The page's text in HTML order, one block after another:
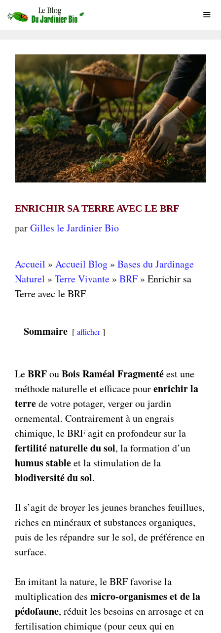
au
ENRICHIR SA TERRE AVEC LE BRF
parGilles le Jardinier Bio
Accueil » Accueil Blog » Bases du Jardinage
Naturel » Terre Vivante » BRF » Enrichir sa
Terre avec le BRF
Sommaire afficher
LeBRFouBois Raméal Fragmentéest une
méthode naturelle et efficace pourenrichir la
terrede votre potager, verger ou jardin
ornemental. Contrairement à un engrais
chimique, le BRF agit en profondeur sur la
fertilité naturelle du sol, la formation d’un
humus stableet la stimulation de la
biodiversité du sol.
Il s’agit de broyer les jeunes branches feuillues,
riches en minéraux et substances organiques,
puis de les répandre sur le sol, de préférence en
surface.
En imitant la nature, le BRF favorise la
multiplication des micro-organismes et de la
pédofaune, réduit les besoins en arrosage et en
fertilisation chimique (pour ceux qui en